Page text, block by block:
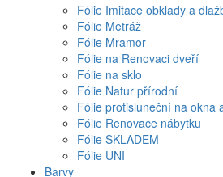
Fólie Imitace obklady a
Fólie Metráž
Fólie Mramor
Fólie na Renovaci dveří
Fólie na sklo
Fólie Natur přírodní
Fólie protisluneční na okna
Fólie Renovace nábytku
Fólie SKLADEM
Fólie UNI
Barvy